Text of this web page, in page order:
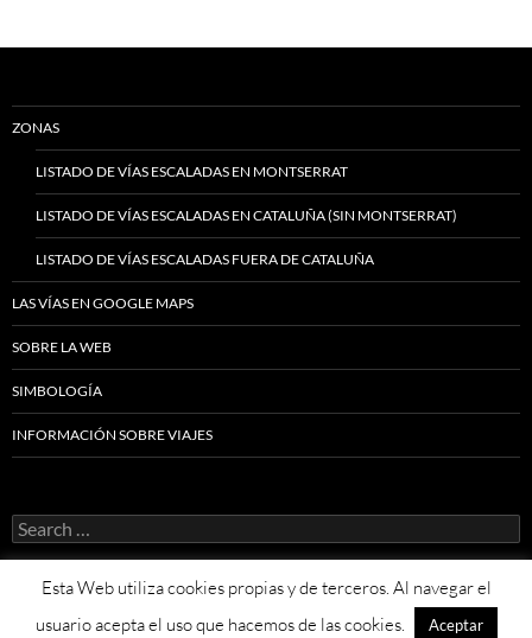
ZONAS
LISTADO DE VÍAS ESCALADAS EN MONTSERRAT
LISTADO DE VÍAS ESCALADAS EN CATALUÑA (SIN MONTSERRAT)
LISTADO DE VÍAS ESCALADAS FUERA DE CATALUÑA
LAS VÍAS EN GOOGLE MAPS
SOBRE LA WEB
SIMBOLOGÍA
INFORMACIÓN SOBRE VIAJES
Search
for:
Proudly powered by WordPress
Esta Web utiliza cookies propias y de terceros. Al navegar el
usuario acepta el uso que hacemos de las cookies.
Aceptar